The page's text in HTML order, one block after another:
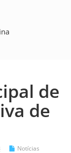
de
de
Notícias